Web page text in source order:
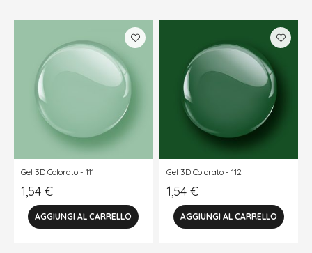
Gel 3D Colorato - 111
1,54 €
Gel 3D Colorato - 112
1,54 €